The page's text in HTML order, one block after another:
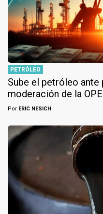
PETRÓLEO
Sube el petróleo ante
moderación de la
Por ERIC NESICH